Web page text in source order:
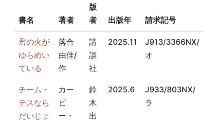
書名 著者
版
者
出版年 請求記号
君の火が
ゆらめい
ている
落合
由佳/
作
講
談
社
2025.11
J913/3366NX/
オ
チーム・
テスなら
だいじょ
カー
ビ
ー・
鈴
木
出
2025.6
J933/803NX/
ラ